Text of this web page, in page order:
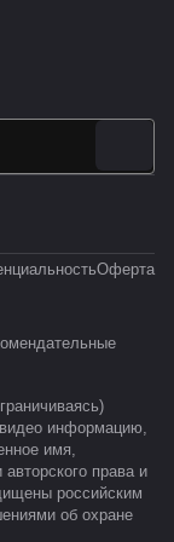
Оферта
информацию,
имя,
права и
российским
об охране